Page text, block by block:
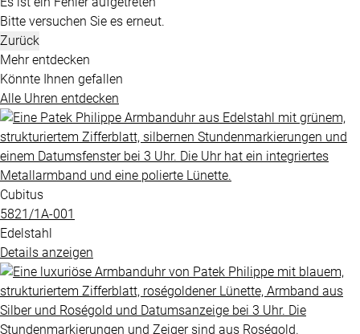
Bitte versuchen Sie es erneut.
Zurück
Mehr entdecken
Könnte Ihnen gefallen
Alle Uhren entdecken
Cubitus
5821​/1A​-001
Edelstahl
Details anzeigen